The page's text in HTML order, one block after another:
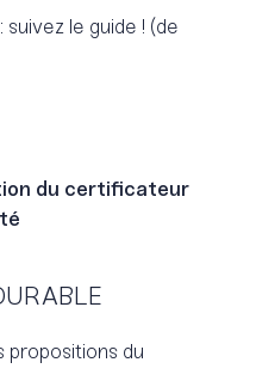
le guide ! (de
du certificateur
propositions du